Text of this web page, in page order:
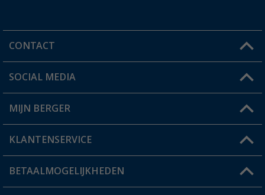
CONTACT
Een vraag?
Winkel vinden
SOCIAL MEDIA
MIJN BERGER
Mijn account
Status bestelling
KLANTENSERVICE
FAQ & Contact
BETAALMOGELIJKHEDEN